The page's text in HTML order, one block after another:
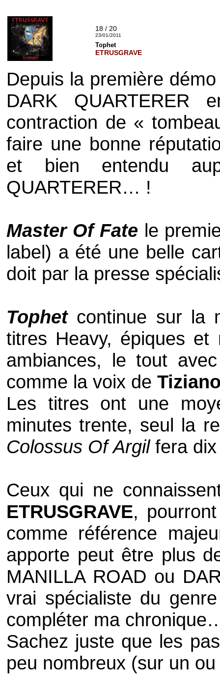
18 / 20
23/01/2011
Tophet
ETRUSGRAVE
Depuis la première démo
DARK QUARTERER
contraction de «
faire une bonne
et bien entendu
QUARTERER… !
Master Of Fate le
label) a été une belle
doit par la presse
Tophetcontinue sur la
titres Heavy, épiques et
ambiances, le tout
comme la voix de
Les titres ont une
minutes trente, seul la
Colossus Of Argilfera dix
Ceux qui ne
ETRUSGRAVE,
comme référence
apporte peut être plus
MANILLA ROAD ou
vrai spécialiste du
compléter ma
Sachez juste que les
peu nombreux (sur un